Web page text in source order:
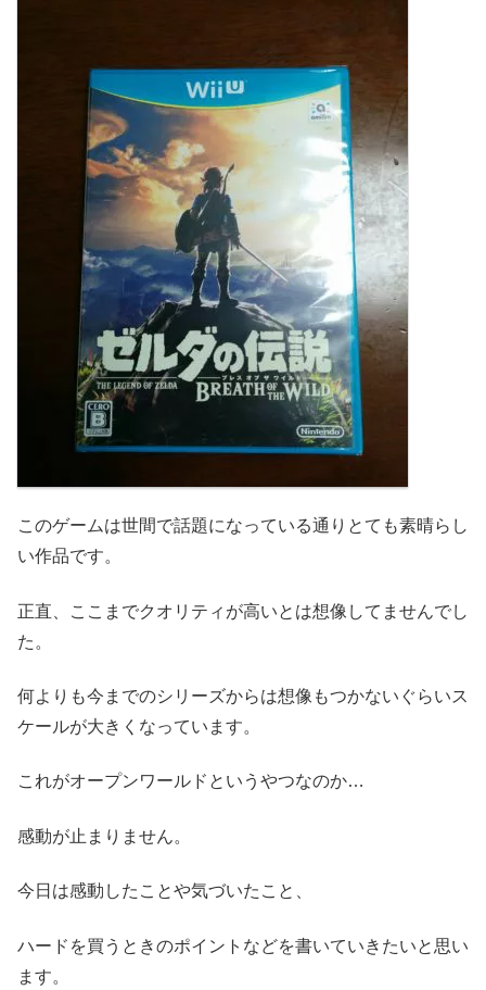
このゲームは世間で話題になっている通りとても素晴らし
い作品です。
正直、ここまでクオリティが高いとは想像してませんでし
た。
何よりも今までのシリーズからは想像もつかないぐらいス
ケールが大きくなっています。
これがオープンワールドというやつなのか…
感動が止まりません。
今日は感動したことや気づいたこと、
ハードを買うときのポイントなどを書いていきたいと思い
ます。